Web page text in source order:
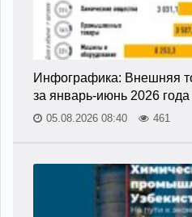
Инфографика: Внешняя
за январь-июнь 2026 года
05.08.2026 08:40 461